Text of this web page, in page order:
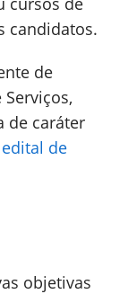
candidatos.
de
de caráter
de
objetivas